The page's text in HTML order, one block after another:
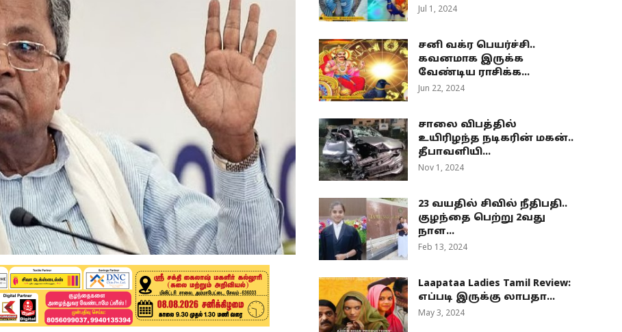
Jul 1, 2024
சனி வக்ர பெயர்ச்சி..
கவனமாக இருக்க
வேண்டிய ராசிக்க...
Jun 22, 2024
சாலை விபத்தில்
உயிரிழந்த நடிகரின் மகன்..
தீபாவளியி...
Nov 1, 2024
23 வயதில் சிவில் நீதிபதி..
குழந்தை பெற்று 2வது
நாள...
Feb 13, 2024
Laapataa Ladies Tamil Review:
எப்படி இருக்கு லாபதா...
May 3, 2024